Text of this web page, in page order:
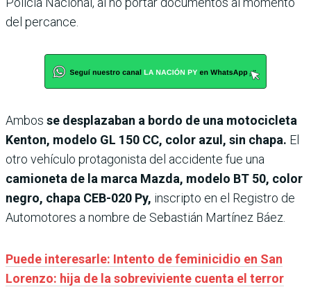
del percance.
Ambos se desplazaban a bordo de una motocicleta
Kenton, modelo GL 150 CC, color azul, sin chapa. El
otro vehículo protagonista del accidente fue una
camioneta de la marca Mazda, modelo BT 50, color
negro, chapa CEB-020 Py, inscripto en el Registro de
Automotores a nombre de Sebastián Martínez Báez.
Puede interesarle: Intento de feminicidio en San
Lorenzo: hija de la sobreviviente cuenta el terror